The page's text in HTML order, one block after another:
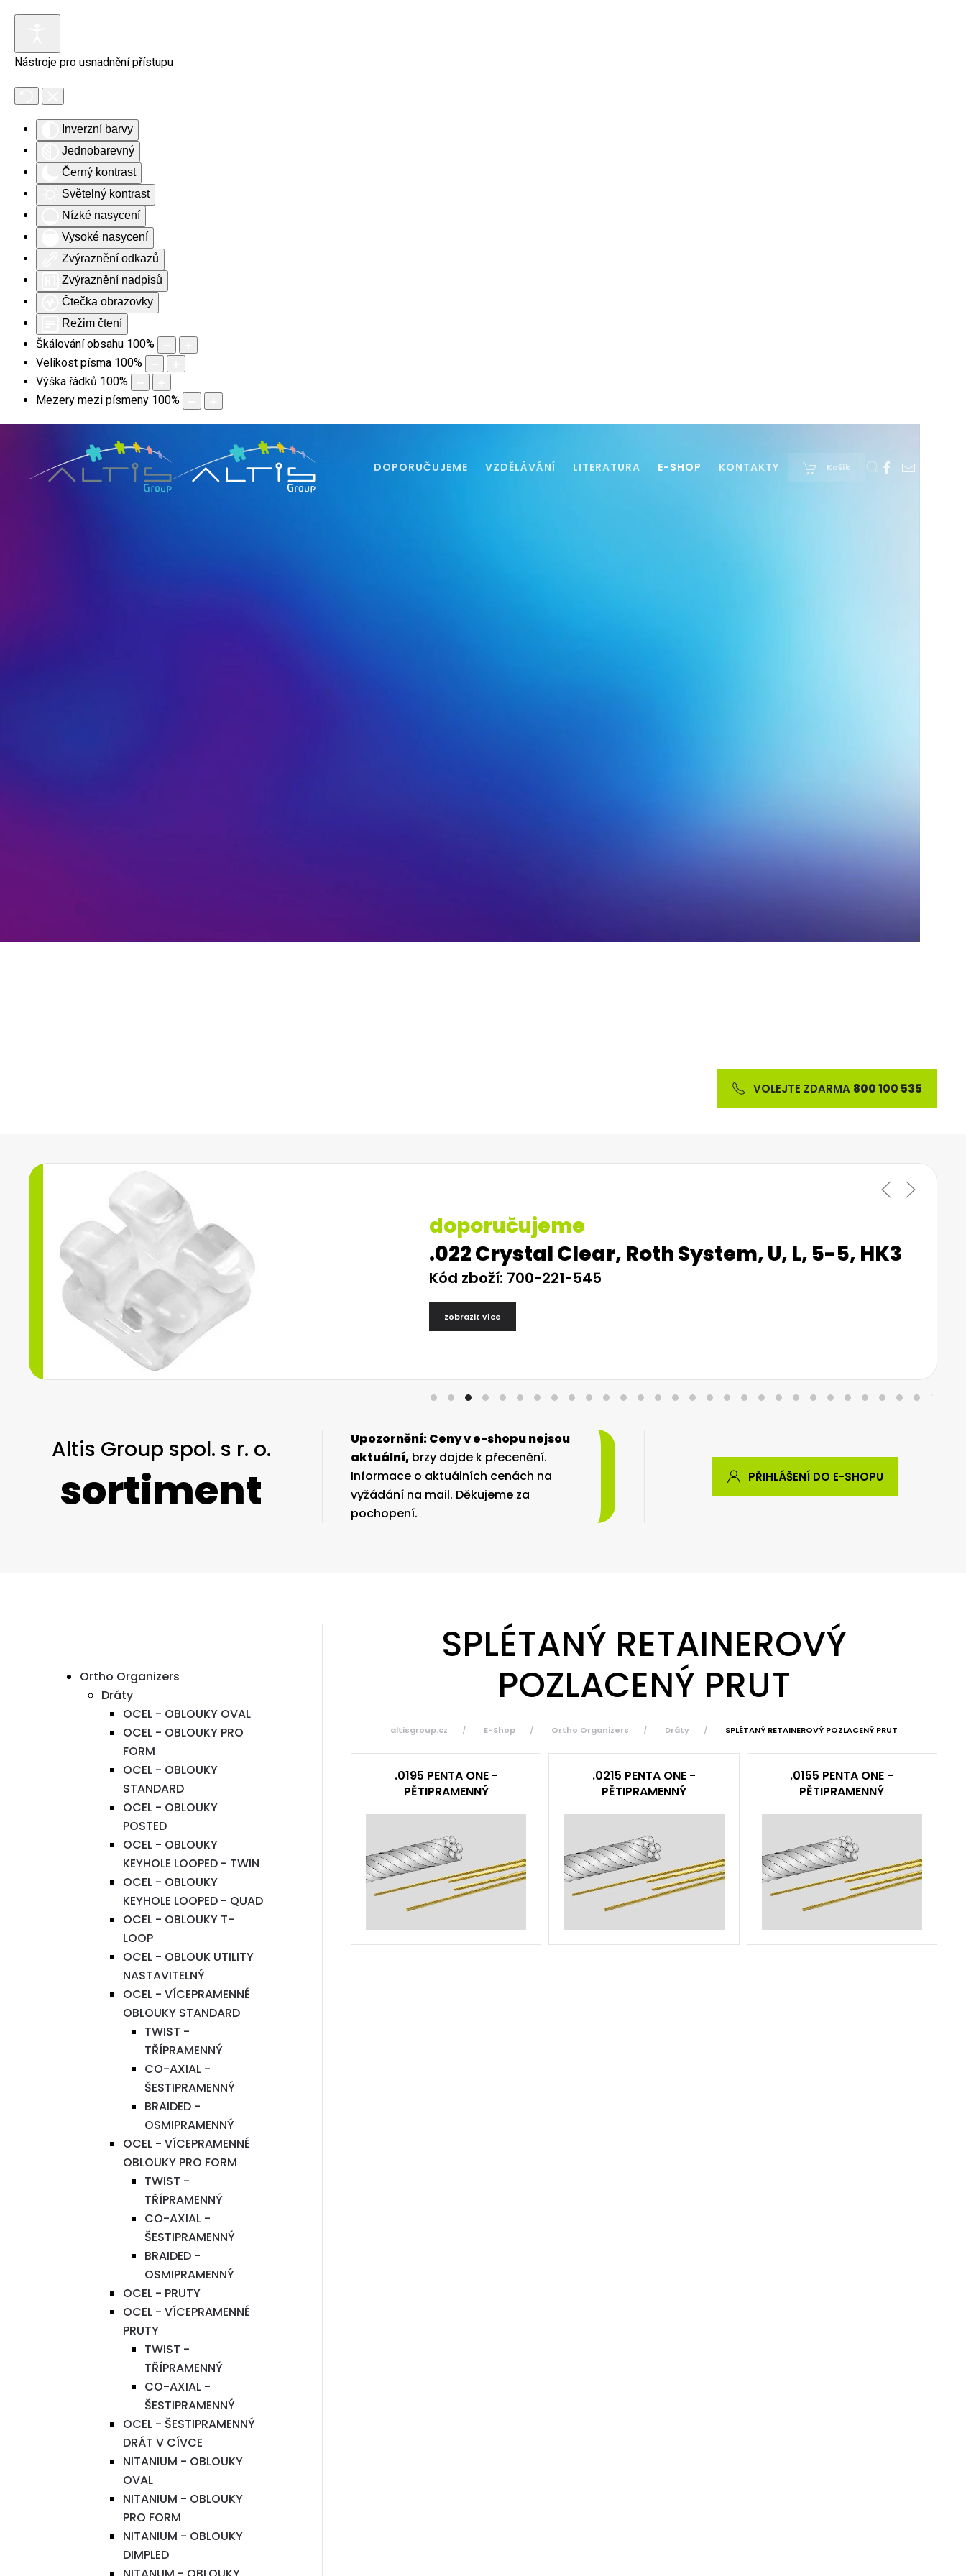
Nástroje pro usnadnění přístupu
Inverzní barvy
Jednobarevný
Černý kontrast
Světelný kontrast
Nízké nasycení
Vysoké nasycení
Zvýraznění odkazů
Zvýraznění nadpisů
Čtečka obrazovky
Režim čtení
Škálování obsahu 100%
Velikost písma 100%
Výška řádků 100%
Mezery mezi písmeny 100%
DOPORUČUJEME VZDĚLÁVÁNÍ LITERATURA E-SHOP KONTAKTY Košík
VOLEJTE ZDARMA 800 100 535
.022 Crystal Clear, Roth System, U, L, 5-5, HK3
Altis Group spol. s r. o.
sortiment
Upozornění: Ceny v e-shopu nejsou
aktuální, brzy dojde k přecenění.
Informace o aktuálních cenách na
vyžádání na mail. Děkujeme za
pochopení.
PŘIHLÁŠENÍ DO E-SHOPU
Ortho Organizers
Dráty
OCEL - OBLOUKY OVAL
OCEL - OBLOUKY PRO
FORM
OCEL - OBLOUKY
STANDARD
OCEL - OBLOUKY
POSTED
OCEL - OBLOUKY
KEYHOLE LOOPED - TWIN
OCEL - OBLOUKY
KEYHOLE LOOPED - QUAD
OCEL - OBLOUKY T-
LOOP
OCEL - OBLOUK UTILITY
NASTAVITELNÝ
OCEL - VÍCEPRAMENNÉ
OBLOUKY STANDARD
TWIST -
TŘÍPRAMENNÝ
CO-AXIAL -
ŠESTIPRAMENNÝ
BRAIDED -
OSMIPRAMENNÝ
OCEL - VÍCEPRAMENNÉ
OBLOUKY PRO FORM
TWIST -
TŘÍPRAMENNÝ
CO-AXIAL -
ŠESTIPRAMENNÝ
BRAIDED -
OSMIPRAMENNÝ
OCEL - PRUTY
OCEL - VÍCEPRAMENNÉ
PRUTY
TWIST -
TŘÍPRAMENNÝ
CO-AXIAL -
ŠESTIPRAMENNÝ
OCEL - ŠESTIPRAMENNÝ
DRÁT V CÍVCE
NITANIUM - OBLOUKY
OVAL
NITANIUM - OBLOUKY
PRO FORM
NITANIUM - OBLOUKY
DIMPLED
SPLÉTANÝ RETAINEROVÝ
POZLACENÝ PRUT
altisgroup.cz E-Shop Ortho Organizers Dráty SPLÉTANÝ RETAINEROVÝ POZLACENÝ PRUT
.0195 PENTA ONE -
PĚTIPRAMENNÝ
.0215 PENTA ONE -
PĚTIPRAMENNÝ
.0155 PENTA ONE -
PĚTIPRAMENNÝ